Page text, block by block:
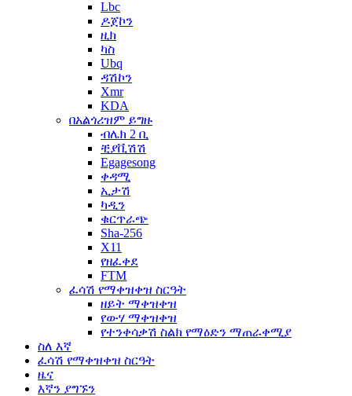
Lbc
ዶጀኮን
ዚክ
ካስ
Ubq
ዳሽኮን
Xmr
KDA
በአልጎሪዝም ይግዙ
ብሌክ 2 ቢ
ቺያቪሽሽ
Egagesong
ቀዳሚ
ኢታሽ
ካዲን
ቁርጥራጭ
Sha-256
X11
የዘፈቀደ
FTM
ፈሳሽ የማቀዝቀዝ ስርዓት
ዘይት ማቀዝቀዝ
የውሃ ማቀዝቀዝ
የተንቀሳቃሽ ስልክ የማዕድን ማጠራቀሚያ
ስለ እኛ
ፈሳሽ የማቀዝቀዝ ስርዓት
ዜና
እኛን ያግኙን